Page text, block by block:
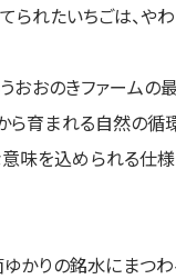
れたいちごは、や
おおのきファーム
ら育まれる自然の
味を込められる仕
かりの銘水にまつ